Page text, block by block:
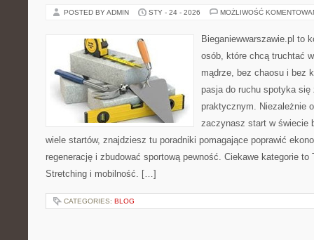
POSTED BY ADMIN STY - 24 - 2026 MOŻLIWOŚĆ
Bieganiewwarszawie.pl to
osób, które chcą truchtać
mądrze, bez chaosu i bez
pasja do ruchu spotyka się
praktycznym. Niezależnie
zaczynasz start w świecie
wiele startów, znajdziesz tu poradniki pomagające poprawić
regenerację i zbudować sportową pewność. Ciekawe kategorie to
Stretching i mobilność. […]
CATEGORIES: BLOG